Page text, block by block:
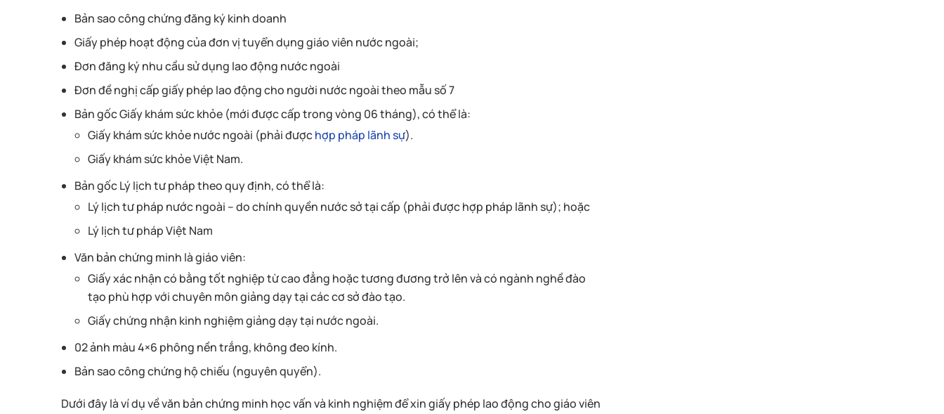
Bản sao công chứng đăng ký kinh doanh
Giấy phép hoạt động của đơn vị tuyển dụng giáo viên nước ngoài;
Đơn đăng ký nhu cầu sử dụng lao động nước ngoài
Đơn đề nghị cấp giấy phép lao động cho người nước ngoài theo mẫu số 7
Bản gốc Giấy khám sức khỏe (mới được cấp trong vòng 06 tháng), có thể là:
Giấy khám sức khỏe nước ngoài (phải đượchợp pháp lãnh sự).
Giấy khám sức khỏe Việt Nam.
Bản gốc Lý lịch tư pháp theo quy định, có thể là:
Lý lịch tư pháp nước ngoài – do chính quyền nước sở tại cấp (phải được hợp pháp lãnh sự); hoặc
Lý lịch tư pháp Việt Nam
Văn bản chứng minh là giáo viên:
Giấy xác nhận có bằng tốt nghiệp từ cao đẳng hoặc tương đương trở lên và có ngành nghề đào
tạo phù hợp với chuyên môn giảng dạy tại các cơ sở đào tạo.
Giấy chứng nhận kinh nghiệm giảng dạy tại nước ngoài.
02 ảnh màu 4×6 phông nền trắng, không đeo kính.
Bản sao công chứng hộ chiếu (nguyên quyển).
Dưới đây là ví dụ về văn bản chứng minh học vấn và kinh nghiệm để xin giấy phép lao động cho giáo viên